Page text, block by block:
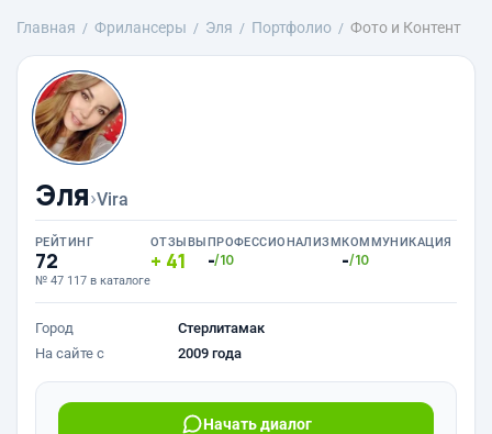
Главная Фрилансеры Эля Портфолио Фото и Контент
Эля›Vira
РЕЙТИНГ
72
№ 47 117 в каталоге
ОТЗЫВЫ
41
ПРОФЕССИОНАЛИЗМ
-/10
КОММУНИКАЦИЯ
-/10
Город
Стерлитамак
На сайте с
2009 года
Начать диалог